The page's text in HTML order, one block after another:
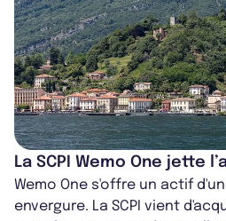
La SCPI Wemo One jette
Wemo One s'offre un actif
envergure. La SCPI vient